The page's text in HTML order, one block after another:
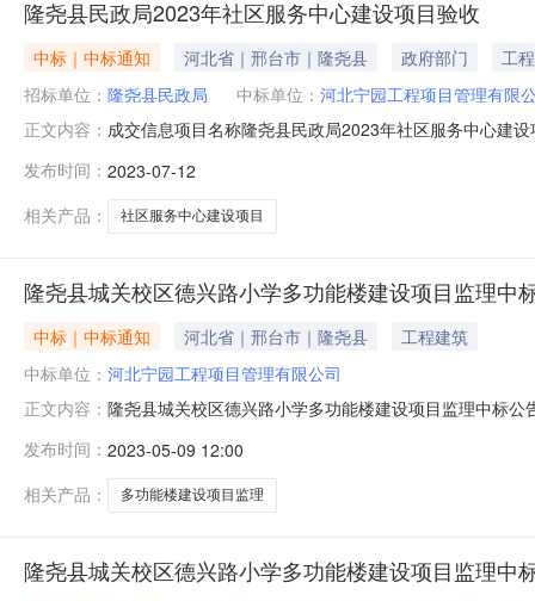
隆尧县民政局2023年社区服务中心建设项目验收
中标｜中标通知 河北省｜邢台市｜隆尧县 政府部门
工程
招标单位： 隆尧县民政局 中标单位： 河北宁园工程项目管理有限
正文内容： 成交信息项目名称隆尧县民政局2023年社区服务中心建
发布时间： 2023-07-12
相关产品：
社区服务中心建设项目
隆尧县城关校区德兴路小学多功能楼建设项目监理中
中标｜中标通知 河北省｜邢台市｜隆尧县
工程建筑
中标单位： 河北宁园工程项目管理有限公司
正文内容： 隆尧县城关校区德兴路小学多功能楼建设项目监理中标
设项目监理开标地点：在隆尧县公共资源交易中心通过“
务期限：自监理合
发布时间： 2023-05-09 12:00
相关产品：
多功能楼建设项目监理
隆尧县城关校区德兴路小学多功能楼建设项目监理中